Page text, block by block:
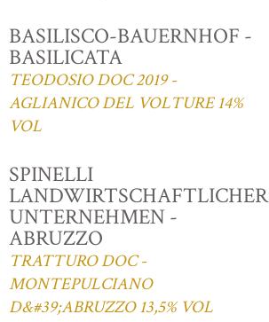
BASILISCO-BAUERNHOF -
BASILICATA
TEODOSIO DOC 2019 -
AGLIANICO DEL VOLTURE 14%
VOL
SPINELLI
LANDWIRTSCHAFTLICHER
UNTERNEHMEN -
ABRUZZO
TRATTURO DOC -
MONTEPULCIANO
D&#39;ABRUZZO 13,5% VOL